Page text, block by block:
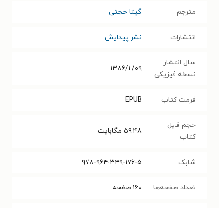
مترجم گیتا حجتی
انتشارات نشر پیدایش
سال انتشار
نسخه فیزیکی
۱۳۸۶/۱۱/۰۹
فرمت کتاب EPUB
حجم فایل
کتاب
۵۹.۴۸ مگابایت
شابک ۹۷۸-۹۶۴-۳۴۹-۱۷۶-۵
تعداد صفحه‌ها ۱۶۰ صفحه